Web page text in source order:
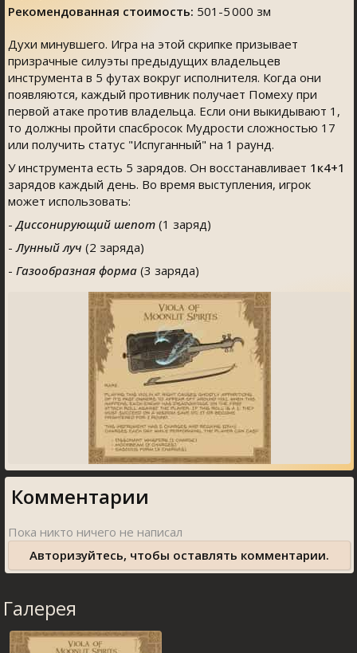
Рекомендованная стоимость: 501-5 000 зм
Духи минувшего. Игра на этой скрипке призывает
призрачные силуэты предыдущих владельцев
инструмента в 5 футах вокруг исполнителя. Когда они
появляются, каждый противник получает Помеху при
первой атаке против владельца. Если они выкидывают 1,
то должны пройти спасбросок Мудрости сложностью 17
или получить статус "Испуганный" на 1 раунд.
У инструмента есть 5 зарядов. Он восстанавливает 1к4+1
зарядов каждый день. Во время выступления, игрок
может использовать:
-Диссонирующий шепот (1 заряд)
-Лунный луч (2 заряда)
- Газообразная форма (3 заряда)
Комментарии
Авторизуйтесь, чтобы оставлять комментарии.
Галерея